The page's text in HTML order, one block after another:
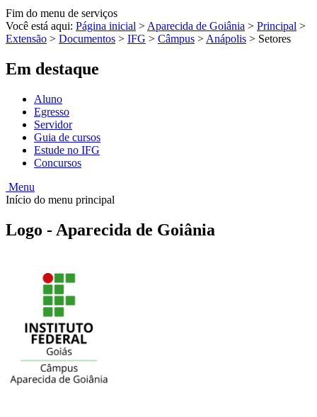
Fim do menu de serviços
Você está aqui: Página inicial >Aparecida de Goiânia > Principal >
Extensão > Documentos > IFG > Câmpus >Anápolis > Setores
Em destaque
Aluno
Egresso
Servidor
Guia de cursos
Estude no IFG
Concursos
Menu
Início do menu principal
Logo - Aparecida de Goiânia